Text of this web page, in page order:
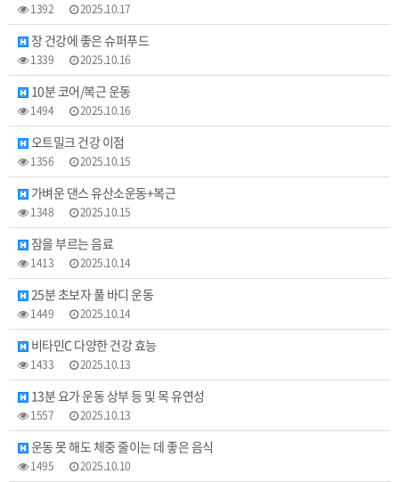
1392 2025.10.17
장 건강에 좋은 슈퍼푸드
1339 2025.10.16
10분 코어/복근 운동
1494 2025.10.16
오트밀크 건강 이점
1356 2025.10.15
가벼운 댄스 유산소운동+복근
1348 2025.10.15
잠을 부르는 음료
1413 2025.10.14
25분 초보자 풀 바디 운동
1449 2025.10.14
비타민C 다양한 건강 효능
1433 2025.10.13
13분 요가 운동 상부 등 및 목 유연성
1557 2025.10.13
운동 못 해도 체중 줄이는 데 좋은 음식
1495 2025.10.10